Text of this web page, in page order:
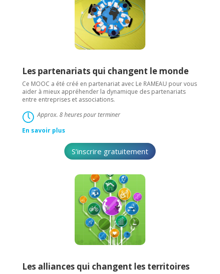
Les partenariats qui changent le monde
Ce MOOC a été créé en partenariat avec Le RAMEAU pour vous
aider à mieux appréhender la dynamique des partenariats
entre entreprises et associations.
Approx. 8 heures pour terminer
En savoir plus
S’inscrire gratuitement
Les alliances qui changent les territoires